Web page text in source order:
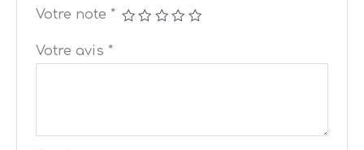
Votre note *
Votre avis *